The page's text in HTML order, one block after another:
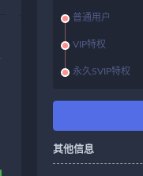
普通用户
VIP特权
永久SVIP特权
其他信息